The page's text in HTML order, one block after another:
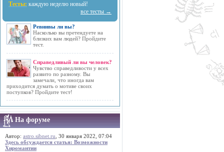
Тесты: каждую неделю новый!
все тесты →
Ревнивы ли вы?
Насколько вы претендуете на
близких вам людей? Пройдите
тест.
Справедливый ли вы человек?
Чувство справедливости у всех
развито по разному. Вы
замечали, что иногда вам
приходится думать о мотиве своих
поступков? Пройдите тест!
На форуме
Автор: astro.sibnet.ru , 30 января 2022, 07:04
Здесь обсуждается статья: Возможности
Хиромантии